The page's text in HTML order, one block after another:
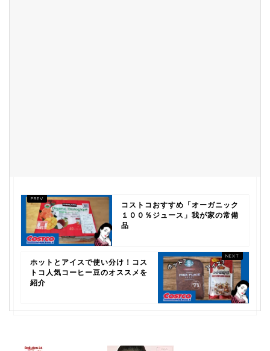
コストコおすすめ「オーガニック
１００％ジュース」我が家の常備
品
ホットとアイスで使い分け！コス
トコ人気コーヒー豆のオススメを
紹介